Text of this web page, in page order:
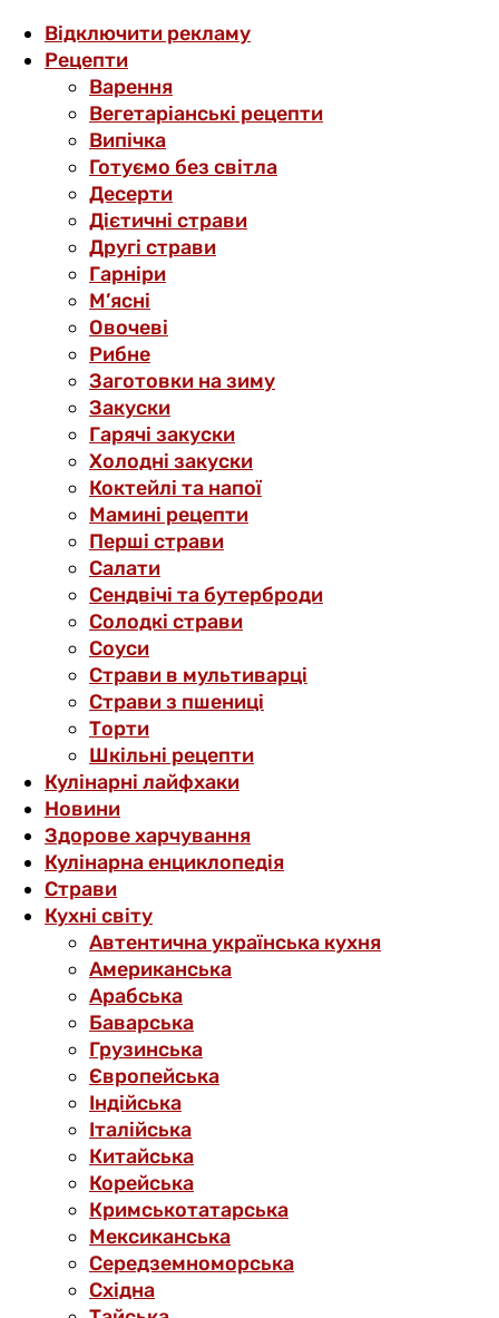
Відключити рекламу
Рецепти
Варення
Вегетаріанські рецепти
Випічка
Готуємо без світла
Десерти
Дієтичні страви
Другі страви
Гарніри
М’ясні
Овочеві
Рибне
Заготовки на зиму
Закуски
Гарячі закуски
Холодні закуски
Коктейлі та напої
Мамині рецепти
Перші страви
Салати
Сендвічі та бутерброди
Солодкі страви
Соуси
Страви в мультиварці
Страви з пшениці
Торти
Шкільні рецепти
Кулінарні лайфхаки
Новини
Здорове харчування
Кулінарна енциклопедія
Страви
Кухні світу
Автентична українська кухня
Американська
Арабська
Баварська
Грузинська
Європейська
Індійська
Італійська
Китайська
Корейська
Кримськотатарська
Мексиканська
Середземноморська
Східна